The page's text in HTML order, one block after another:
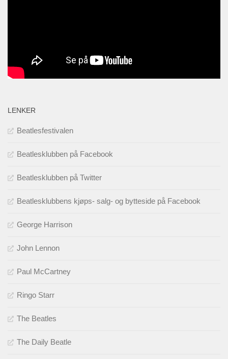
LENKER
Beatlesfestivalen
Beatlesklubben på Facebook
Beatlesklubben på Twitter
Beatlesklubbens kjøps- salg- og bytteside på Facebook
George Harrison
John Lennon
Paul McCartney
Ringo Starr
The Beatles
The Daily Beatle